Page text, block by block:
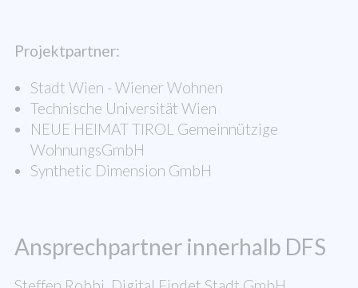
Projektpartner:
Stadt Wien - Wiener Wohnen
Technische Universität Wien
NEUE HEIMAT TIROL Gemeinnützige
WohnungsGmbH
Synthetic Dimension GmbH
Ansprechpartner innerhalb DFS